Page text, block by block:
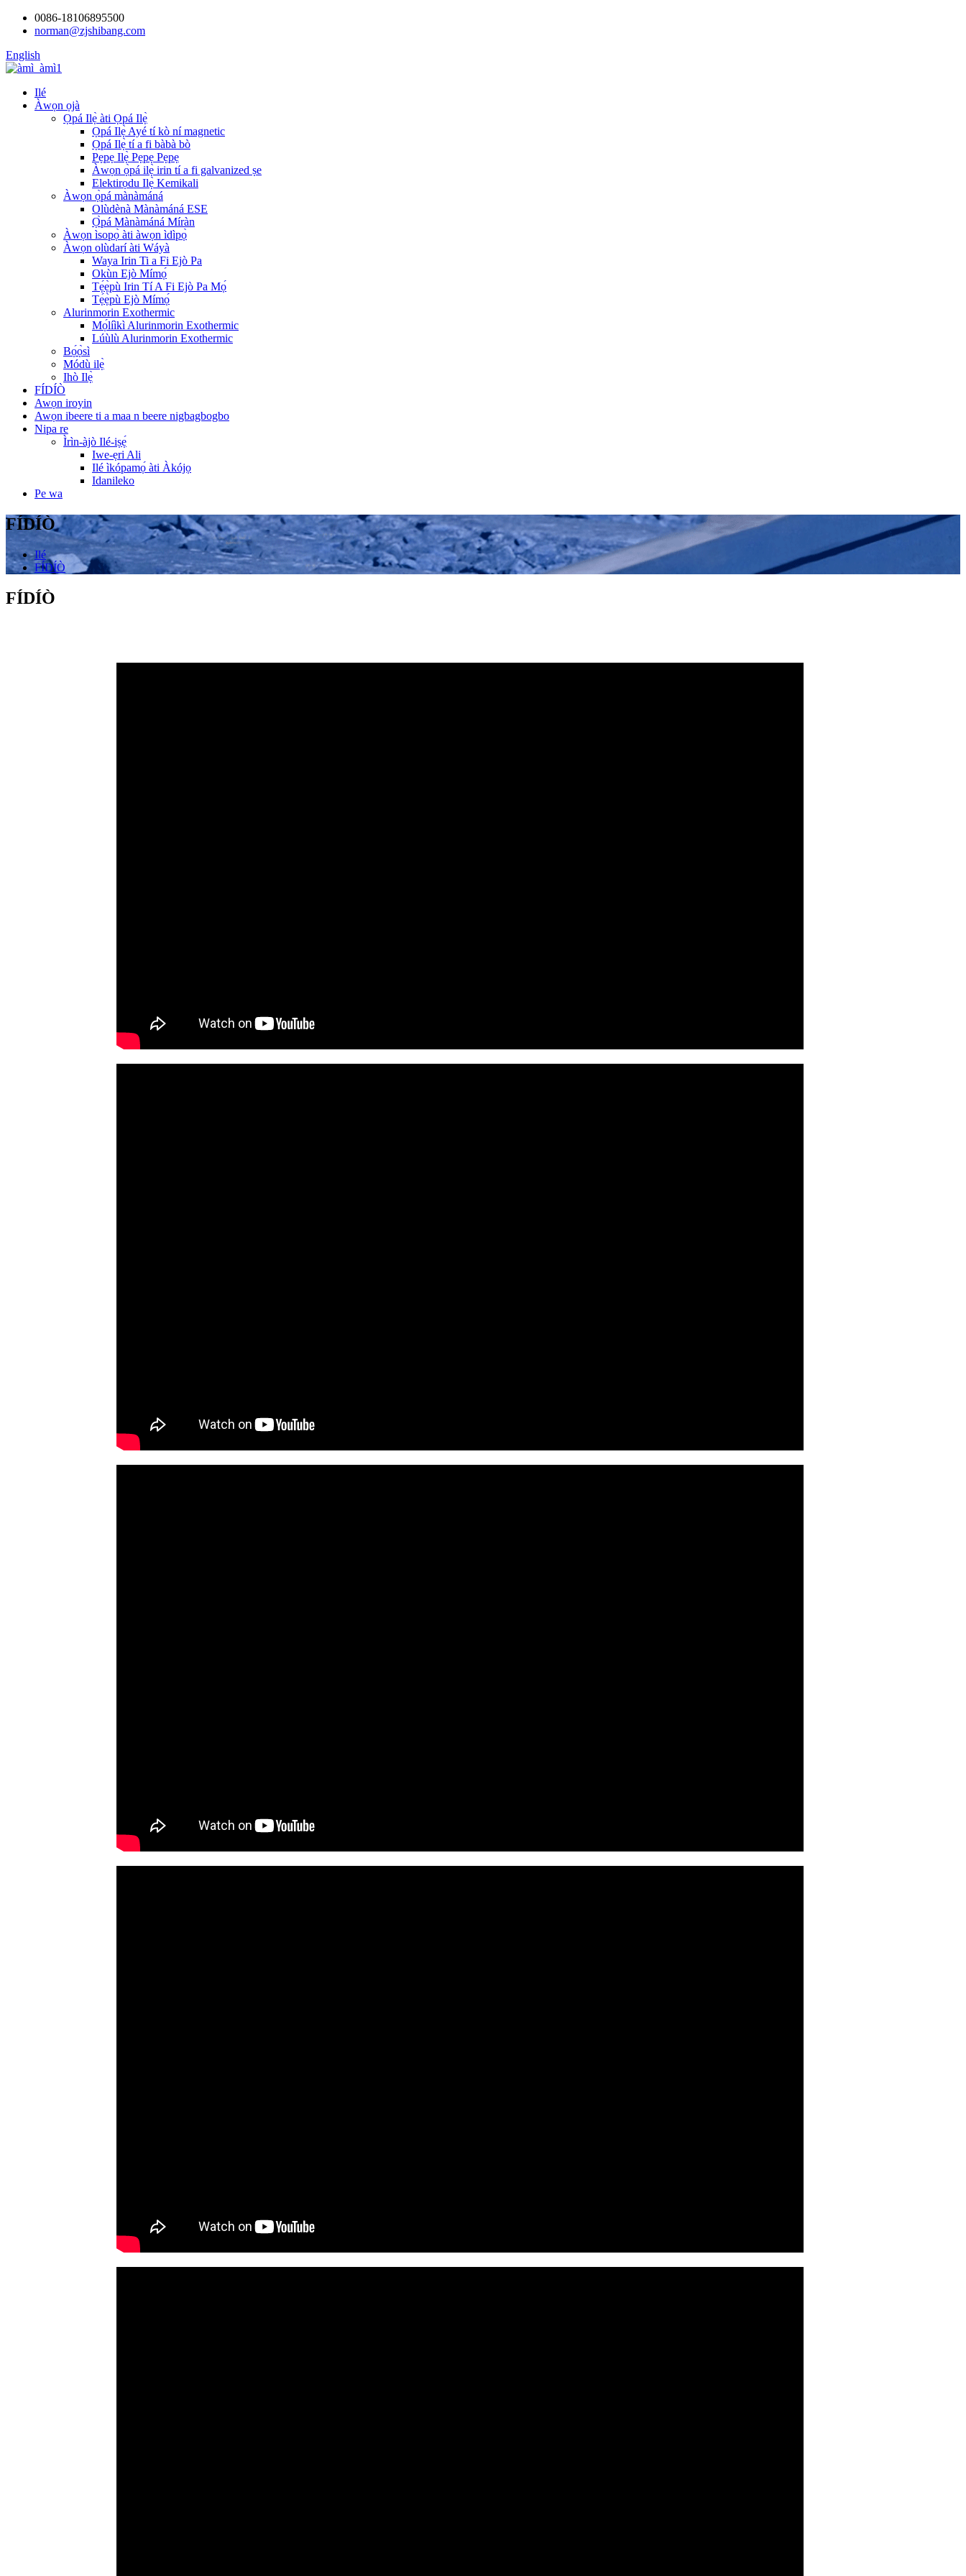
0086-18106895500
norman@zjshibang.com
English
Ilé
Àwọn ọjà
Ọpá Ilẹ̀ àti Ọpá Ilẹ̀
Ọpá Ilẹ̀ Ayé tí kò ní magnetic
Ọpá Ilẹ̀ tí a fi bàbà bò
Pẹpẹ Ilẹ̀ Pẹpẹ Pẹpẹ
Àwọn ọ̀pá ilẹ̀ irin tí a fi galvanized ṣe
Elektirọdu Ilẹ̀ Kemikali
Àwọn ọ̀pá mànàmáná
Olùdènà Mànàmáná ESE
Ọ̀pá Mànàmáná Míràn
Àwọn ìsopọ̀ àti àwọn ìdìpọ̀
Àwọn olùdarí àti Wáyà
Waya Irin Ti a Fi Ejò Pa
Okùn Ejò Mímọ́
Tẹ́ẹ̀pù Irin Tí A Fi Ejò Pa Mọ́
Tẹ́ẹ̀pù Ejò Mímọ́
Alurinmorin Exothermic
Mọ́líìkì Alurinmorin Exothermic
Lúùlù Alurinmorin Exothermic
Bọ́ọ̀sì
Módù ilẹ̀
Ihò Ilẹ̀
FÍDÍÒ
Awọn iroyin
Awọn ibeere ti a maa n beere nigbagbogbo
Nipa re
Ìrìn-àjò Ilé-iṣẹ́
Iwe-ẹri Ali
Ilé ìkópamọ́ àti Àkójọ
Idanileko
Pe wa
FÍDÍÒ
Ilé
FÍDÍÒ
FÍDÍÒ